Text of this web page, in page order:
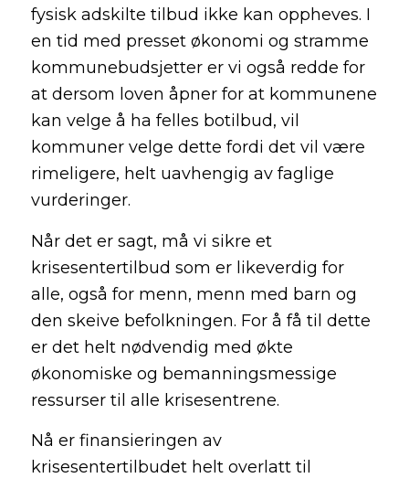
fysisk adskilte tilbud ikke kan oppheves. I
en tid med presset økonomi og stramme
kommunebudsjetter er vi også redde for
at dersom loven åpner for at kommunene
kan velge å ha felles botilbud, vil
kommuner velge dette fordi det vil være
rimeligere, helt uavhengig av faglige
vurderinger.
Når det er sagt, må vi sikre et
krisesentertilbud som er likeverdig for
alle, også for menn, menn med barn og
den skeive befolkningen. For å få til dette
er det helt nødvendig med økte
økonomiske og bemanningsmessige
ressurser til alle krisesentrene.
Nå er finansieringen av
krisesentertilbudet helt overlatt til